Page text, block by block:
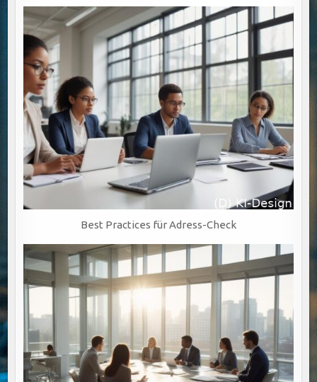
Best Practices für Adress-Check